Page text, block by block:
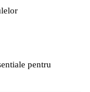
pentru